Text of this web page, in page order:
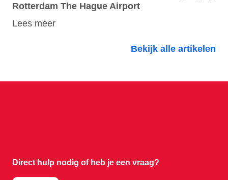
Rotterdam The Hague Airport
Lees meer
Bekijk alle artikelen
Direct hulp nodig ofheb je een vraag?